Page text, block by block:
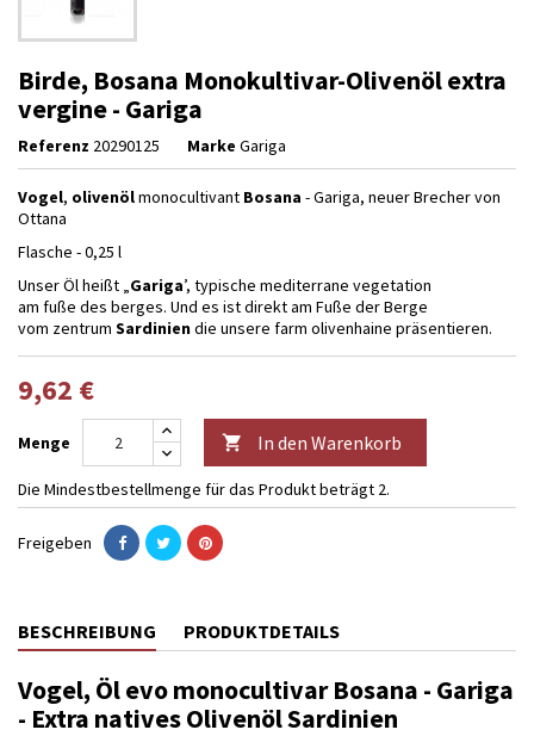
Birde, Bosana Monokultivar-Olivenöl extra
vergine - Gariga
Referenz 20290125 Marke Gariga
Vogel, olivenölmonocultivant Bosana - Gariga, neuer Brecher von
Ottana
Flasche - 0,25 l
Unser Öl heißt „Gariga’, typische mediterrane vegetation
am fuße des berges. Und es ist direkt am Fuße der Berge
vom zentrum Sardiniendie unsere farm olivenhaine präsentieren.
9,62 €
Menge  In den Warenkorb
Die Mindestbestellmenge für das Produkt beträgt 2.
Freigeben
BESCHREIBUNG PRODUKTDETAILS
Vogel, Öl evo monocultivar Bosana - Gariga
- Extra natives Olivenöl Sardinien